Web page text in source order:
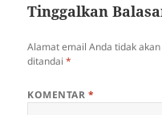
Tinggalkan
Alamat email Anda tidak
ditandai*
KOMENTAR *